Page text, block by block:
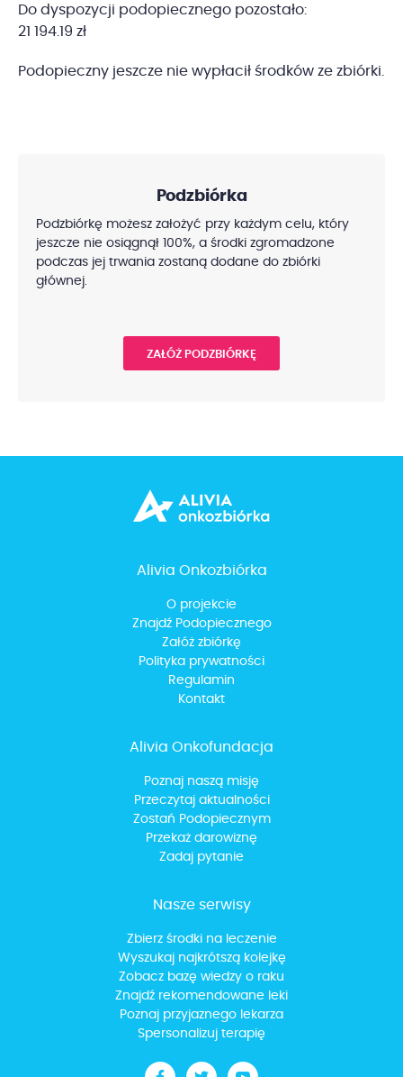
Do dyspozycji podopiecznego pozostało:
21 194.19 zł
Podopieczny jeszcze nie wypłacił środków ze zbiórki.
Podzbiórka
Podzbiórkę możesz założyć przy każdym celu, który
jeszcze nie osiągnął 100%, a środki zgromadzone
podczas jej trwania zostaną dodane do zbiórki
głównej.
ZAŁÓŻ PODZBIÓRKĘ
Alivia Onkozbiórka
O projekcie
Znajdź Podopiecznego
Załóż zbiórkę
Polityka prywatności
Regulamin
Kontakt
Alivia Onkofundacja
Poznaj naszą misję
Przeczytaj aktualności
Zostań Podopiecznym
Przekaż darowiznę
Zadaj pytanie
Nasze serwisy
Zbierz środki na leczenie
Wyszukaj najkrótszą kolejkę
Zobacz bazę wiedzy o raku
Znajdź rekomendowane leki
Poznaj przyjaznego lekarza
Spersonalizuj terapię